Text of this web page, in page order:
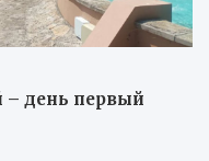
– день первый